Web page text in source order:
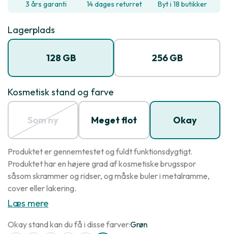
3 års garanti 14 dages returret Byt i 18 butikker
Lagerplads
128 GB 256 GB
Kosmetisk stand og farve
Som ny Meget flot Okay
Produktet er gennemtestet og fuldt funktionsdygtigt.
Produktet har en højere grad af kosmetiske brugsspor
såsom skrammer og ridser, og måske buler i metalramme,
cover eller lakering.
Læs mere
Okay stand kan du få i disse farver:Grøn